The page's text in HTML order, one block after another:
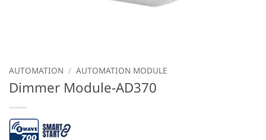
AUTOMATION / AUTOMATION MODULE
Dimmer Module-AD370